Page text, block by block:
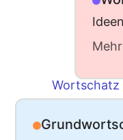
Wortschatz